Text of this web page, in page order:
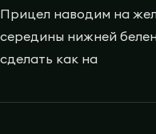
Прицел наводим на
середины нижней
сделать как на